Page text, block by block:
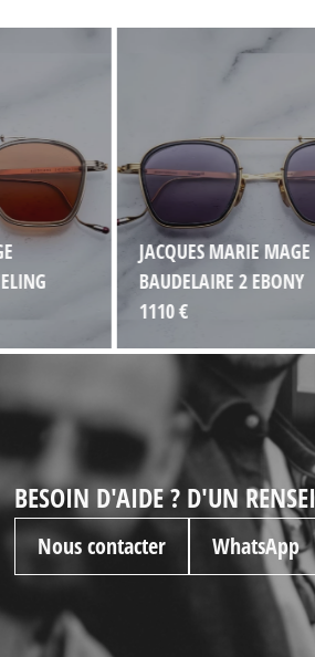
JACQUES MARIE MAGE
BAUDELAIRE 2 EBONY
1110 €
BESOIN D'AIDE ? D'UN
Nous contacter WhatsApp